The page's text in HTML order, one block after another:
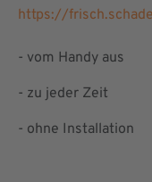
https://
- vom Handy aus
- zu jeder Zeit
- ohne Installation